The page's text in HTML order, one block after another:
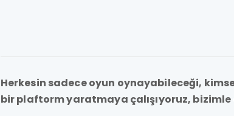
Herkesin sadece oyun oynayabileceği,
bir plaftorm yaratmaya çalışıyoruz,